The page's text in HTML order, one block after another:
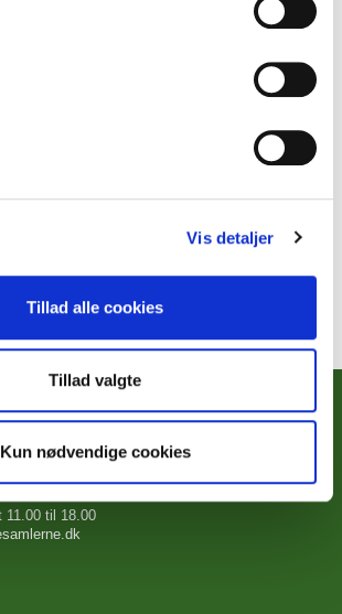
Vis detaljer
Tillad alle cookies
Tillad valgte
Kun nødvendige cookies
Havekørvel
salater og æggeretter.
11.00 til 18.00